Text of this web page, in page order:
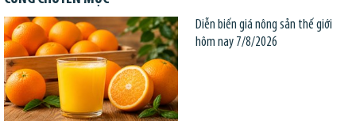
Diễn biến giá nông sản thế giới
hôm nay 7/8/2026